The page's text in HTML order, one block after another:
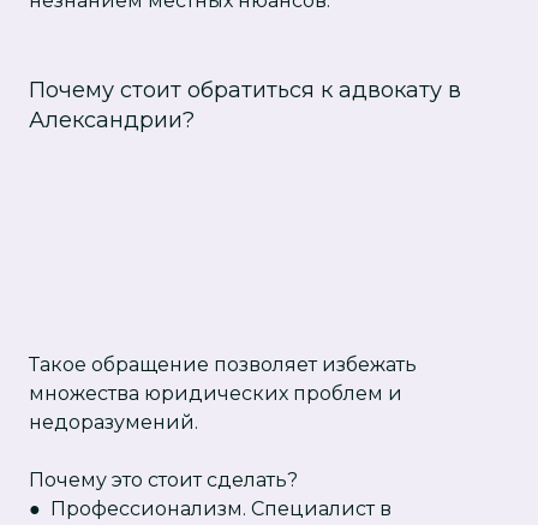
Почему стоит обратиться к адвокату в
Александрии?
Такое обращение позволяет избежать
множества юридических проблем и
недоразумений.
Почему это стоит сделать?
● Профессионализм. Специалист в